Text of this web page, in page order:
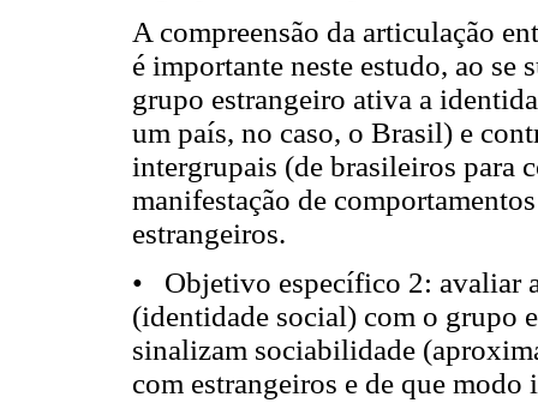
A compreensão da articulação
é importante neste estudo, ao se
grupo estrangeiro ativa a
um país, no caso, o Brasil) e
intergrupais (de brasileiros para
manifestação de
estrangeiros.
• Objetivo específico 2: avaliar
(identidade social) com o grupo
sinalizam sociabilidade
com estrangeiros e de que modo